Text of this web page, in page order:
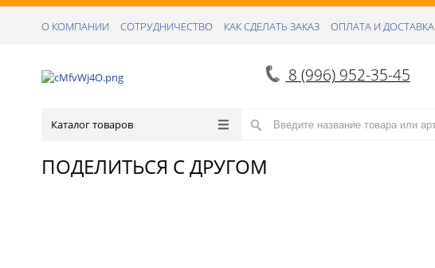
О КОМПАНИИ СОТРУДНИЧЕСТВО КАК СДЕЛАТЬ ЗАКАЗ ОПЛАТА И ДОСТАВКА
8 (996) 952-35-45
Каталог товаров
ПОДЕЛИТЬСЯ С ДРУГОМ